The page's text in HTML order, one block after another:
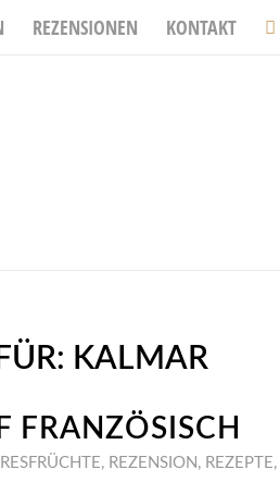
REZENSIONEN KONTAKT
KALMAR
FRANZÖSISCH
, REZENSION , REZEPTE,